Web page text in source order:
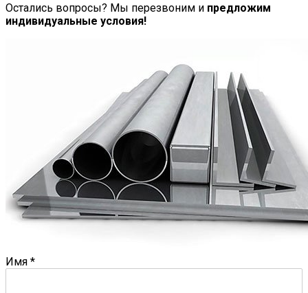
Остались вопросы? Мы перезвоним и предложим
индивидуальные условия!
Имя *